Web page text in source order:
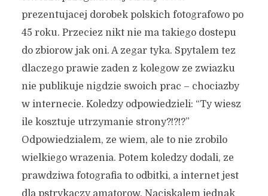
prezentujacej dorobek polskich fotografowo po
45 roku. Przeciez nikt nie ma takiego dostepu
do zbiorow jak oni. A zegar tyka. Spytalem tez
dlaczego prawie zaden z kolegow ze zwiazku
nie publikuje nigdzie swoich prac – chociazby
w internecie. Koledzy odpowiedzieli: “Ty wiesz
ile kosztuje utrzymanie strony?!?!?”
Odpowiedzialem, ze wiem, ale to nie zrobilo
wielkiego wrazenia. Potem koledzy dodali, ze
prawdziwa fotografia to odbitki, a internet jest
dla pstrykaczy amatorow. Naciskalem jednak